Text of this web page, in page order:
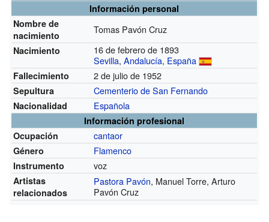
Información personal
Nombre de
nacimiento
Tomas Pavón Cruz
Nacimiento
16 de febrero de 1893
Sevilla,Andalucía, España
Fallecimiento 2 de julio de 1952
Sepultura Cementerio de San Fernando
Nacionalidad Española
Información profesional
Ocupación
cantaor
Género Flamenco
Instrumento voz
Artistas
relacionados
Pastora Pavón, Manuel Torre, Arturo
Pavón Cruz